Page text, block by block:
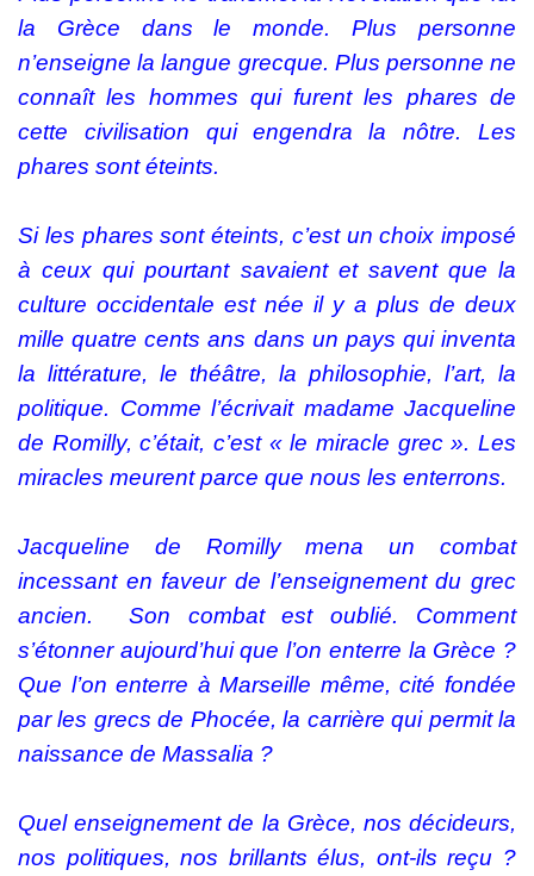
la Grèce dans le monde. Plus personne
n’enseigne la langue grecque. Plus personne ne
connaît les hommes qui furent les phares de
cette civilisation qui engendra la nôtre. Les
phares sont éteints.
Si les phares sont éteints, c’est un choix imposé
à ceux qui pourtant savaient et savent que la
culture occidentale est née il y a plus de deux
mille quatre cents ans dans un pays qui inventa
la littérature, le théâtre, la philosophie, l’art, la
politique. Comme l’écrivait madame Jacqueline
de Romilly, c’était, c’est « le miracle grec ». Les
miracles meurent parce que nous les enterrons.
Jacqueline de Romilly mena un combat
incessant en faveur de l’enseignement du grec
ancien. Son combat est oublié. Comment
s’étonner aujourd’hui que l’on enterre la Grèce ?
Que l’on enterre à Marseille même, cité fondée
par les grecs de Phocée, la carrière qui permit la
naissance de Massalia ?
Quel enseignement de la Grèce, nos décideurs,
nos politiques, nos brillants élus, ont-ils reçu ?